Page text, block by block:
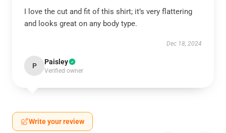
I love the cut and fit of this shirt; it’s very flattering
and looks great on any body type.
Dec 18, 2024
P Paisley
Verified owner
Write your review